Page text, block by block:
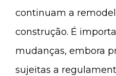
continuam a
construção. É
mudanças, embora
sujeitas a